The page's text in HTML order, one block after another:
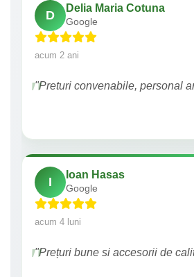
D
Delia Maria Cotuna
Google
acum 2 ani
"Preturi convenabile, personal
I
Ioan Hasas
Google
acum 4 luni
"Prețuri bune si accesorii de